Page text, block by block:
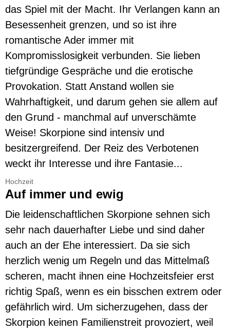
das Spiel mit der Macht. Ihr Verlangen kann an
Besessenheit grenzen, und so ist ihre
romantische Ader immer mit
Kompromisslosigkeit verbunden. Sie lieben
tiefgründige Gespräche und die erotische
Provokation. Statt Anstand wollen sie
Wahrhaftigkeit, und darum gehen sie allem auf
den Grund - manchmal auf unverschämte
Weise! Skorpione sind intensiv und
besitzergreifend. Der Reiz des Verbotenen
weckt ihr Interesse und ihre Fantasie...
Hochzeit
Auf immer und ewig
Die leidenschaftlichen Skorpione sehnen sich
sehr nach dauerhafter Liebe und sind daher
auch an der Ehe interessiert. Da sie sich
herzlich wenig um Regeln und das Mittelmaß
scheren, macht ihnen eine Hochzeitsfeier erst
richtig Spaß, wenn es ein bisschen extrem oder
gefährlich wird. Um sicherzugehen, dass der
Skorpion keinen Familienstreit provoziert, weil